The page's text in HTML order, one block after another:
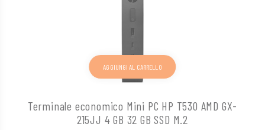
Terminale economico Mini PC HP T530 AMD GX-
215JJ 4 GB 32 GB SSD M.2
AGGIUNGI AL CARRELLO